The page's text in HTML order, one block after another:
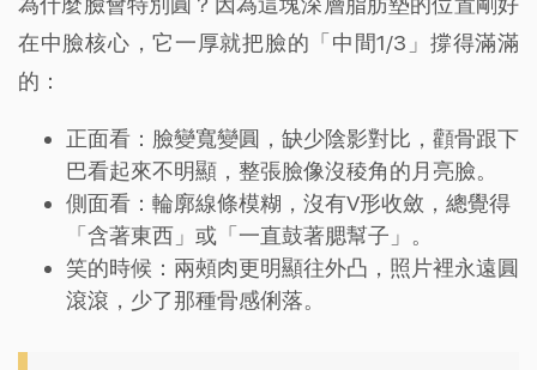
在中臉核心，它一厚就把臉的「中間1/3」撐得滿滿
的：
正面看：臉變寬變圓，缺少陰影對比，顴骨跟下
巴看起來不明顯，整張臉像沒稜角的月亮臉。
側面看：輪廓線條模糊，沒有V形收斂，總覺得
「含著東西」或「一直鼓著腮幫子」。
笑的時候：兩頰肉更明顯往外凸，照片裡永遠圓
滾滾，少了那種骨感俐落。